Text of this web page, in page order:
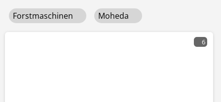
Forstmaschinen Moheda
6